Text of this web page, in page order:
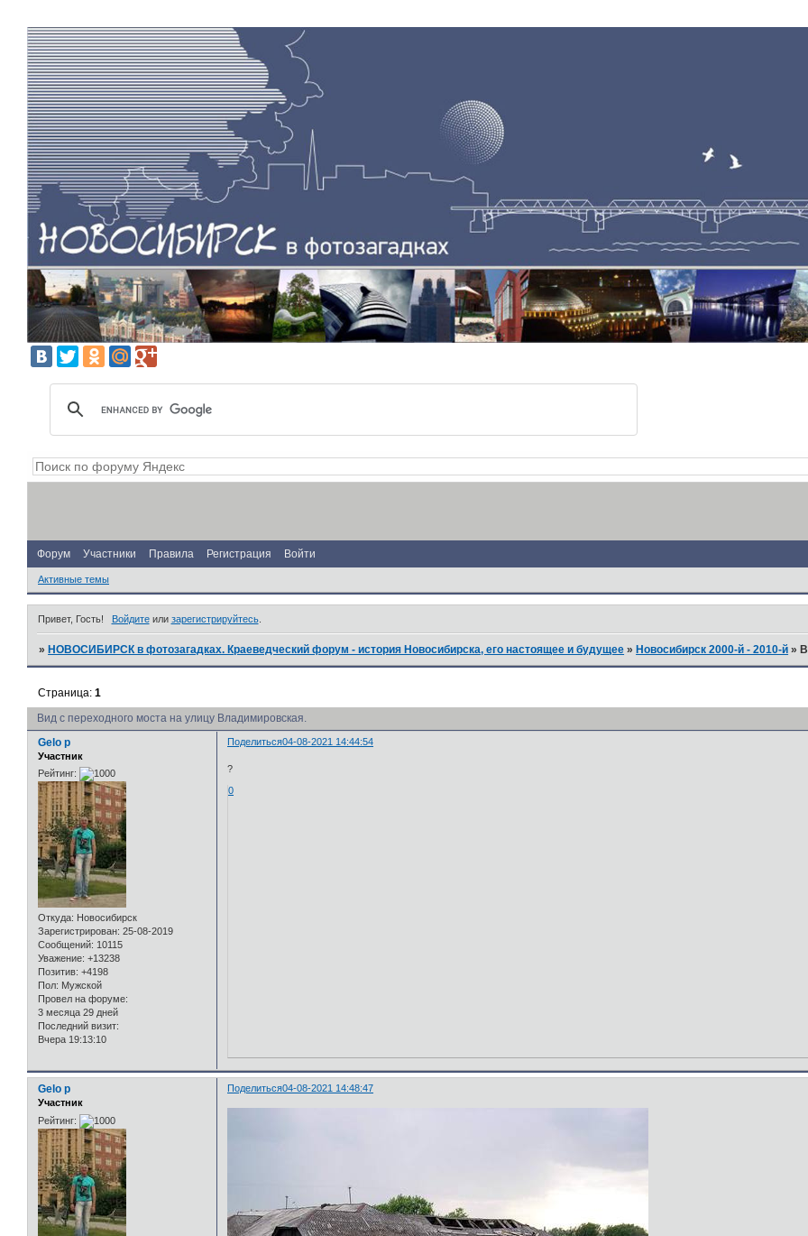
Форум Участники Правила Регистрация Войти
Активные темы
Привет, Гость! Войдитеили зарегистрируйтесь.
»НОВОСИБИРСК в фотозагадках. Краеведческий форум - история Новосибирска, его настоящее и будущее »Новосибирск 2000-й - 2010-й »
Вид с переходного моста на улицу Владимировская.
Страница:1
Поделиться04-08-2021 14:44:54
Gelo p
Участник
Рейтинг:
Откуда: Новосибирск
Зарегистрирован: 25-08-2019
Сообщений: 10115
Уважение: +13238
Позитив: +4198
Пол: Мужской
Провел на форуме:
3 месяца 29 дней
Последний визит:
Вчера 19:13:10
?
0
Поделиться04-08-2021 14:48:47
Gelo p
Участник
Рейтинг: